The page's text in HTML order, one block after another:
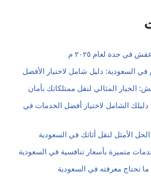
السعودية: دليل شامل لاختيار الأفضل
الخيار المثالي لنقل ممتلكاتك بأمان
دليلك الشامل لاختيار أفضل الخدمات في
الأمثل لنقل أثاثك في السعودية
متميزة بأسعار تنافسية في السعودية
تحتاج معرفته في السعودية